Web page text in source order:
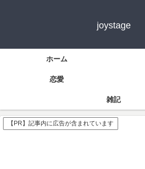
joystage
ホーム
恋愛
雑記
【PR】記事内に広告が含まれています